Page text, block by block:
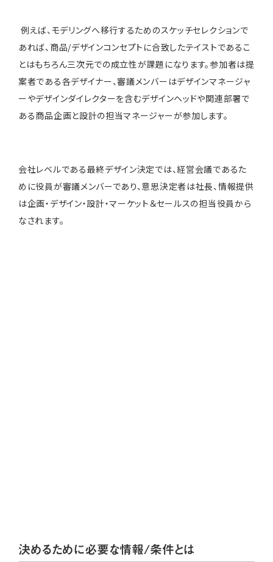
例えば、モデリングへ移行するためのスケッチセレクションで
あれば、商品/デザインコンセプトに合致したテイストであるこ
とはもちろん三次元での成立性が課題になります。参加者は提
案者である各デザイナー、審議メンバーはデザインマネージャ
ーやデザインダイレクターを含むデザインヘッドや関連部署で
ある商品企画と設計の担当マネージャーが参加します。
会社レベルである最終デザイン決定では、経営会議であるた
めに役員が審議メンバーであり、意思決定者は社長、情報提供
は企画・デザイン・設計・マーケット＆セールスの担当役員から
なされます。
決めるために必要な情報/条件とは